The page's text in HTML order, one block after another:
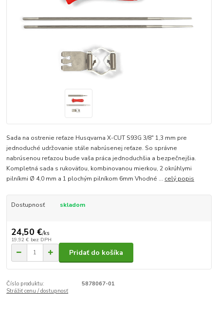
Sada na ostrenie reťaze Husqvarna X-CUT S93G 3/8″ 1,3 mm pre
jednoduché udržovanie stále nabrúsenej reťaze. So správne
nabrúsenou reťazou bude vaša práca jednoduchšia a bezpečnejšia.
Kompletná sada s rukoväťou, kombinovanou mierkou, 2 okrúhlymi
pilníkmi Ø 4,0 mm a 1 plochým pilníkom 6mm Vhodné ... celý popis
Dostupnosť skladom
24,50 €/ks
19,92 € bez DPH
Pridať do košíka
Číslo produktu:
5878067-01
Strážiť cenu / dostupnosť